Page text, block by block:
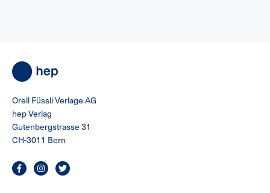
Orell Füssli Verlage AG
hep Verlag
Gutenbergstrasse 31
CH-3011 Bern